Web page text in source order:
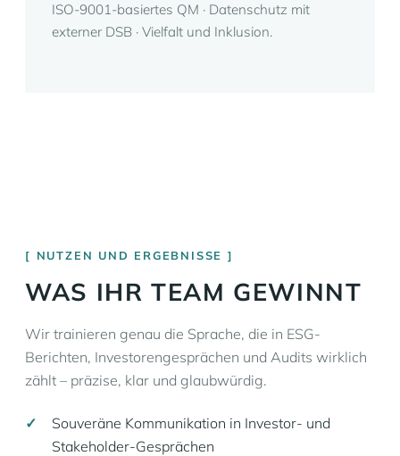
ISO-9001-basiertes QM · Datenschutz mit
externer DSB · Vielfalt und Inklusion.
NUTZEN UND ERGEBNISSE
WAS IHR TEAM GEWINNT
Wir trainieren genau die Sprache, die in ESG-
Berichten, Investorengesprächen und Audits wirklich
zählt – präzise, klar und glaubwürdig.
Souveräne Kommunikation in Investor- und
Stakeholder-Gesprächen